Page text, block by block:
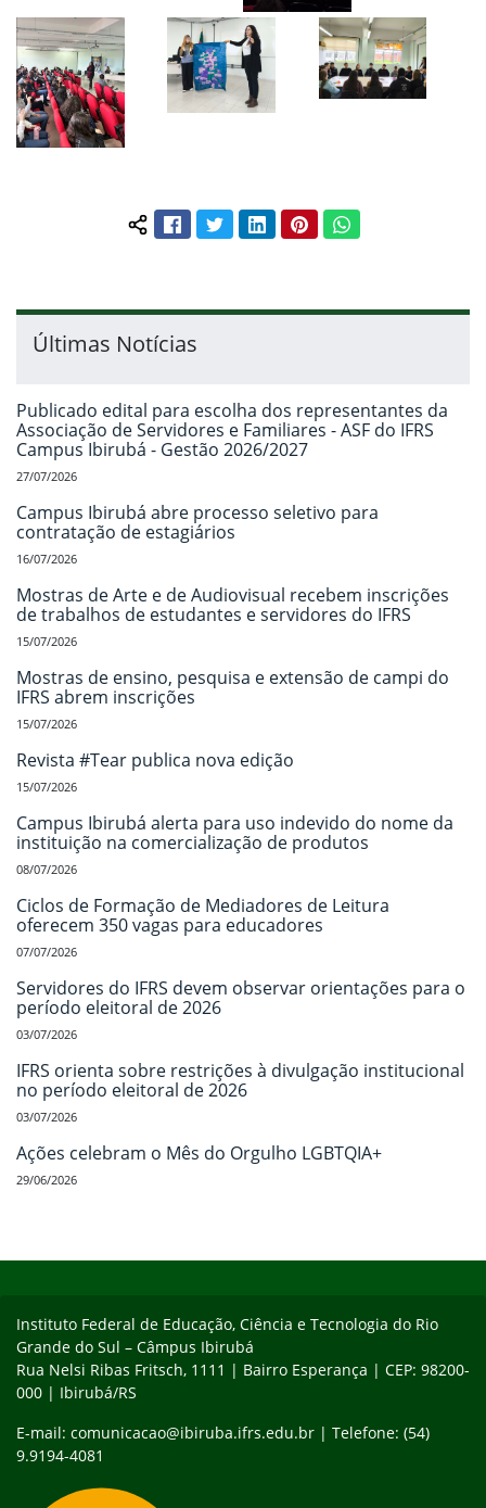
Compartilhar conteúdo:
FacebookTwitterLinkedInPinterestWhatsApp
Últimas Notícias
Publicado edital para escolha dos representantes da
Associação de Servidores e Familiares - ASF do IFRS
Campus Ibirubá - Gestão 2026/2027
27/07/2026
Campus Ibirubá abre processo seletivo para
contratação de estagiários
16/07/2026
Mostras de Arte e de Audiovisual recebem inscrições
de trabalhos de estudantes e servidores do IFRS
15/07/2026
Mostras de ensino, pesquisa e extensão de campi do
IFRS abrem inscrições
15/07/2026
Revista #Tear publica nova edição
15/07/2026
Campus Ibirubá alerta para uso indevido do nome da
instituição na comercialização de produtos
08/07/2026
Ciclos de Formação de Mediadores de Leitura
oferecem 350 vagas para educadores
07/07/2026
Servidores do IFRS devem observar orientações para o
período eleitoral de 2026
03/07/2026
IFRS orienta sobre restrições à divulgação institucional
no período eleitoral de 2026
03/07/2026
Ações celebram o Mês do Orgulho LGBTQIA+
29/06/2026
Instituto Federal de Educação, Ciência e Tecnologia do Rio
Grande do Sul – Câmpus Ibirubá
Rua Nelsi Ribas Fritsch, 1111 | Bairro Esperança | CEP: 98200-
000 | Ibirubá/RS
E-mail: comunicacao@ibiruba.ifrs.edu.br | Telefone: (54)
9.9194-4081